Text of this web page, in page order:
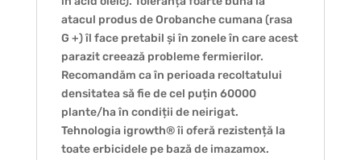
atacul produs de Orobanche cumana (rasa
G +) îl face pretabil și în zonele în care acest
parazit creează probleme fermierilor.
Recomandăm ca în perioada recoltatului
densitatea să fie de cel puțin 60000
plante/ha în condiții de neirigat.
Tehnologia igrowth® îi oferă rezistență la
toate erbicidele pe bază de imazamox.